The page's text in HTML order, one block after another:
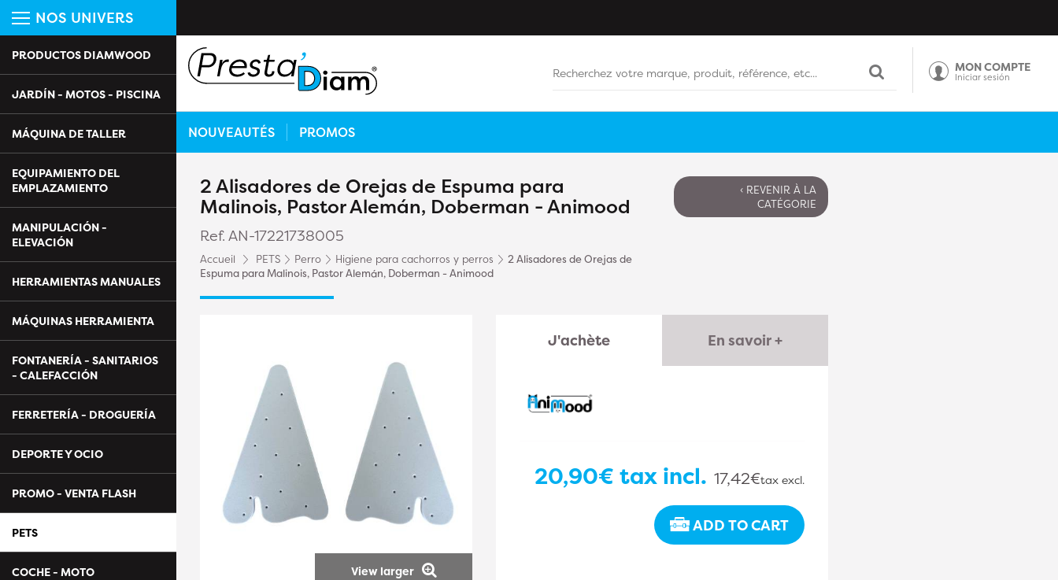
NOS UNIVERS
PRODUCTOS DIAMWOOD
JARDÍN - MOTOS - PISCINA
MÁQUINA DE TALLER
EQUIPAMIENTO DEL
EMPLAZAMIENTO
MANIPULACIÓN -
ELEVACIÓN
HERRAMIENTAS MANUALES
MÁQUINAS HERRAMIENTA
FONTANERÍA - SANITARIOS
- CALEFACCIÓN
FERRETERÍA - DROGUERÍA
DEPORTE Y OCIO
PROMO - VENTA FLASH
PETS
COCHE - MOTO
MON COMPTE
Iniciar sesión
NOUVEAUTÉS PROMOS
2 Alisadores de Orejas de Espuma para
Malinois, Pastor Alemán, Doberman - Animood
Ref. AN-17221738005
Accueil PETS Perro Higiene para cachorros y perros
2 Alisadores de Orejas de
Espuma para Malinois, Pastor Alemán, Doberman - Animood
‹ REVENIR À LA
CATÉGORIE
View larger
J'achète En savoir +
20,90€ tax incl. 17,42€tax excl.
ADD TO CART